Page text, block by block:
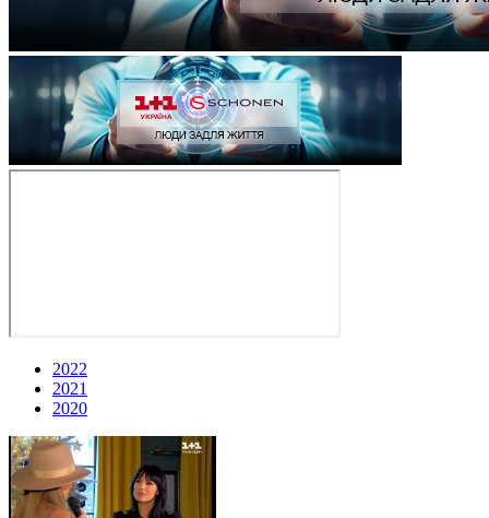
2022
2021
2020